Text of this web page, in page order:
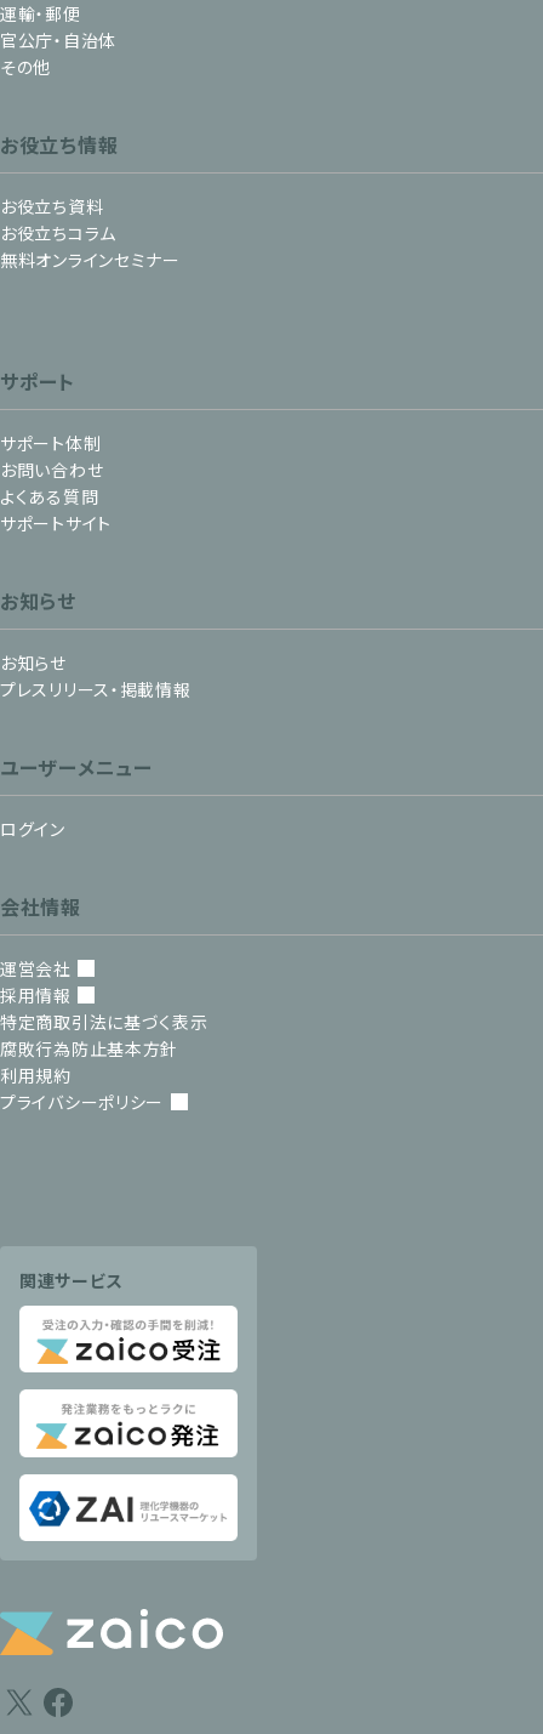
運輸・郵便
官公庁・自治体
その他
お役立ち情報
お役立ち資料
お役立ちコラム
無料オンラインセミナー
サポート
サポート体制
お問い合わせ
よくある質問
サポートサイト
お知らせ
お知らせ
プレスリリース・掲載情報
ユーザーメニュー
ログイン
会社情報
運営会社
採用情報
特定商取引法に基づく表示
腐敗行為防止基本方針
利用規約
プライバシーポリシー
関連サービス